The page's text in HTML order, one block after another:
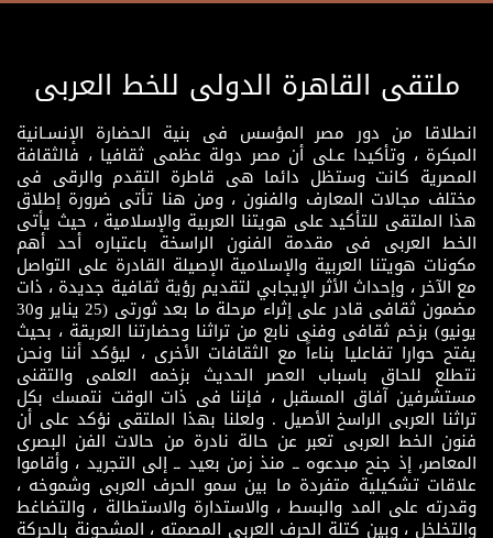
ملتقى القاهرة الدولى للخط العربى
انطلاقا من دور مصر المؤسس فى بنية الحضارة الإنسـانية
المبكرة ، وتأكيدا عـلى أن مصر دولة عظمى ثقافيا ، فالثقافة
المصرية كانت وستظل دائما هى قاطرة التقدم والرقى فى
مختلف مجالات المعارف والفنون ، ومن هنا تأتى ضرورة إطلاق
هذا الملتقى للتأكيد على هويتنا العربية والإسلامية ، حيث يأتى
الخط العربى فى مقدمة الفنون الراسخة باعتباره أحد أهم
مكونات هويتنا العربية والإسلامية الإصيلة القادرة على التواصل
مع الآخر ، وإحداث الأثر الإيجابي لتقديم رؤية ثقافية جديدة ، ذات
مضمون ثقافى قادر على إثراء مرحلة ما بعد ثورتى (25 يناير و30
يونيو) بزخم ثقافى وفنى نابع من تراثنا وحضارتنا العريقة ، بحيث
يفتح حوارا تفاعليا بناءاً مع الثقافات الأخرى ، ليؤكد أننا ونحن
نتطلع للحاق باسباب العصر الحديث بزخمه العلمى والتقنى
مستشرفين آفاق المسقبل ، فإننا فى ذات الوقت نتمسك بكل
تراثنا العربى الراسخ الأصيل . ولعلنا بهذا الملتقى نؤكد على أن
فنون الخط العربى تعبر عن حالة نادرة من حالات الفن البصرى
المعاصر، إذ جنح مبدعوه ــ منذ زمن بعيد ــ إلى التجريد ، وأقاموا
علاقات تشكيلية متفردة ما بين سمو الحرف العربى وشموخه ،
وقدرته على المد والبسط ، والاستدارة والاستطالة ، والتضاغط
والتخلخل ، وبين كتلة الحرف العربى المصمته ، المشحونة بالحركة